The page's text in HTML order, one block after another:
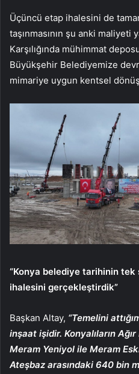
Üçüncü etap ihalesini de
taşınmasının şu anki maliyeti
Karşılığında mühimmat
Büyükşehir Belediyemize
mimariye uygun kentsel
“Konya belediye tarihinin tek
ihalesini gerçekleştirdik”
Başkan Altay, “Temelini
inşaat işidir. Konyalıların Ağır
Meram Yeniyol ile Meram
Ateşbaz arasındaki 640 bin